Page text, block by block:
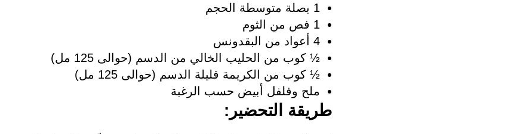
1 بصلة متوسطة الحجم
1 فص من الثوم
4 أعواد من البقدونس
½ كوب من الحليب الخالي من الدسم (حوالى 125 مل)
½ كوب من الكريمة قليلة الدسم (حوالى 125 مل)
ملح وفلفل أبيض حسب الرغبة
طريقة التحضير: